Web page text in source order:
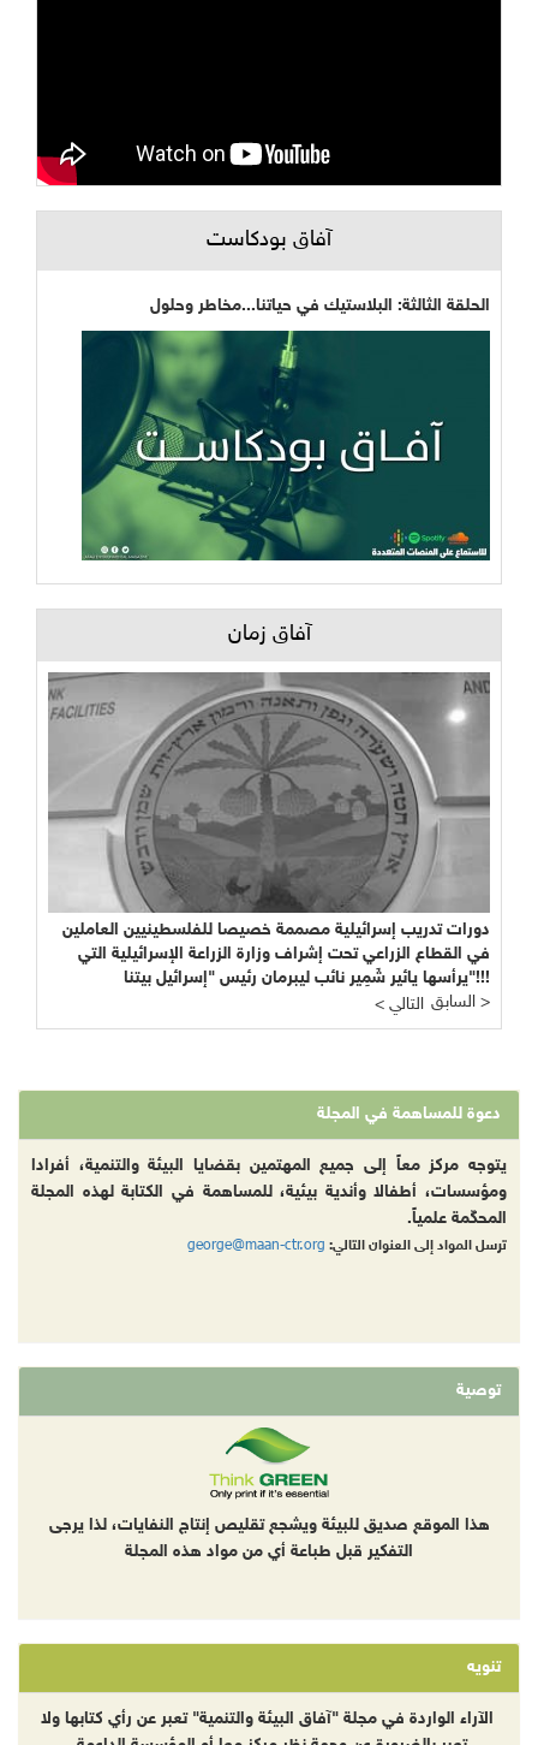
آفاق بودكاست
الحلقة الثالثة: البلاستيك في حياتنا...مخاطر وحلول
آفاق زمان
دورات تدريب إسرائيلية مصممة خصيصا للفلسطينيين العاملين
في القطاع الزراعي تحت إشراف وزارة الزراعة الإسرائيلية التي
يرأسها يائير شَمِير نائب ليبرمان رئيس "إسرائيل بيتنا"!!!
< التالي
السابق >
دعوة للمساهمة في المجلة
يتوجه مركز معاً إلى جميع المهتمين بقضايا البيئة والتنمية، أفرادا
ومؤسسات، أطفالا وأندية بيئية، للمساهمة في الكتابة لهذه المجلة
المحكّمة علمياً.
ترسل المواد إلى العنوان التالي: george@maan-ctr.org
توصية
هذا الموقع صديق للبيئة ويشجع تقليص إنتاج النفايات، لذا يرجى
التفكير قبل طباعة أي من مواد هذه المجلة
تنويه
الآراء الواردة في مجلة "آفاق البيئة والتنمية" تعبر عن رأي كتابها ولا